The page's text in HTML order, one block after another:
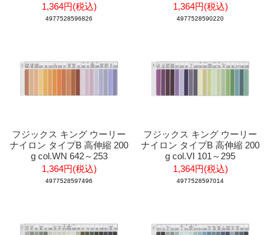
1,364円(税込)
4977528596826
1,364円(税込)
4977528590220
フジックス キング ウーリー
ナイロン タイプB 高伸縮 200
g col.WN 642～253
1,364円(税込)
4977528597496
フジックス キング ウーリー
ナイロン タイプB 高伸縮 200
g col.VI 101～295
1,364円(税込)
4977528597014